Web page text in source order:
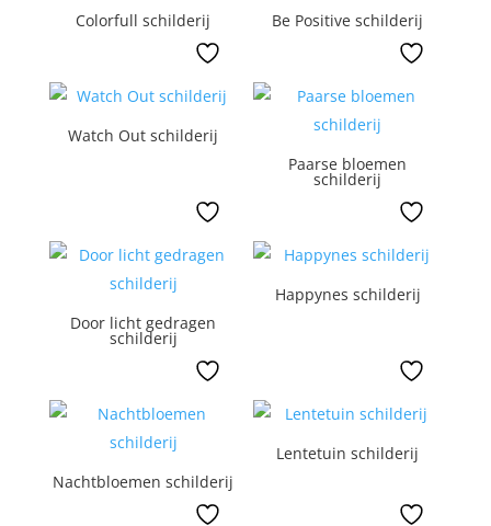
Colorfull schilderij Be Positive schilderij
Watch Out schilderij
Paarse bloemen
schilderij
Door licht gedragen
schilderij
Happynes schilderij
Nachtbloemen schilderij
Lentetuin schilderij